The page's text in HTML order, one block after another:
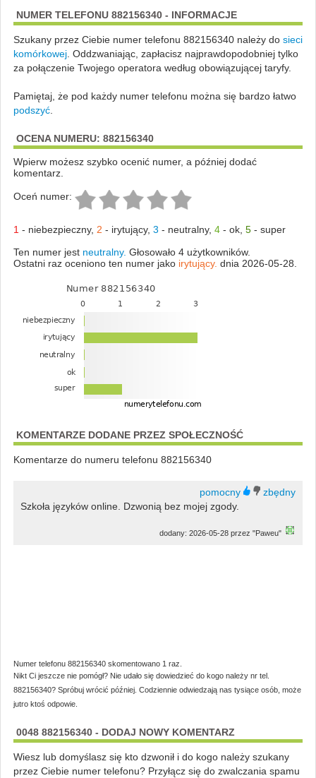
NUMER TELEFONU 882156340 - INFORMACJE
Szukany przez Ciebie numer telefonu 882156340 należy do sieci
komórkowej. Oddzwaniając, zapłacisz najprawdopodobniej tylko
za połączenie Twojego operatora według obowiązującej taryfy.
Pamiętaj, że pod każdy numer telefonu można się bardzo łatwo
podszyć.
OCENA NUMERU: 882156340
Wpierw możesz szybko ocenić numer, a później dodać
komentarz.
Oceń numer:
1 - niebezpieczny, 2 - irytujący, 3 - neutralny, 4- ok, 5- super
Ten numer jest neutralny. Głosowało 4 użytkowników.
Ostatni raz oceniono ten numer jako irytujący. dnia 2026-05-28.
KOMENTARZE DODANE PRZEZ SPOŁECZNOŚĆ
Komentarze do numeru telefonu 882156340
Szkoła języków online. Dzwonią bez mojej zgody.
dodany: 2026-05-28 przez "Paweu"
Numer telefonu 882156340 skomentowano 1 raz.
Nikt Ci jeszcze nie pomógł? Nie udało się dowiedzieć do kogo należy nr tel.
882156340? Spróbuj wrócić później. Codziennie odwiedzają nas tysiące osób, może
jutro ktoś odpowie.
0048 882156340 - DODAJ NOWY KOMENTARZ
Wiesz lub domyślasz się kto dzwonił i do kogo należy szukany
przez Ciebie numer telefonu? Przyłącz się do zwalczania spamu